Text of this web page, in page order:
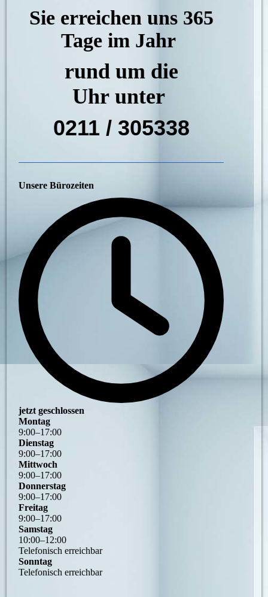
Sie erreichen uns 365
Tage im Jahr
rund um die
Uhr unter
0211 / 305338
Unsere Bürozeiten
jetzt geschlossen
Montag
9:00–17:00
Dienstag
9:00–17:00
Mittwoch
9:00–17:00
Donnerstag
9:00–17:00
Freitag
9:00–17:00
Samstag
10:00–12:00
Telefonisch erreichbar
Sonntag
Telefonisch erreichbar